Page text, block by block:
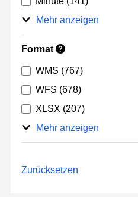
Mehr anzeigen
Format ?
WMS (767)
WFS (678)
XLSX (207)
Mehr anzeigen
Zurücksetzen